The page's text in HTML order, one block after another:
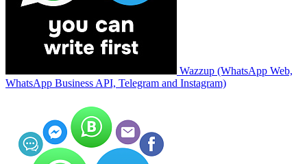
Wazzup (WhatsApp Web,
WhatsApp Business API, Telegram and Instagram)